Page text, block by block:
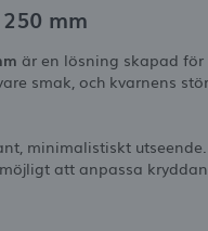
mm
är en lösning skapad
smak, och kvarnens
minimalistiskt utseende.
att anpassa